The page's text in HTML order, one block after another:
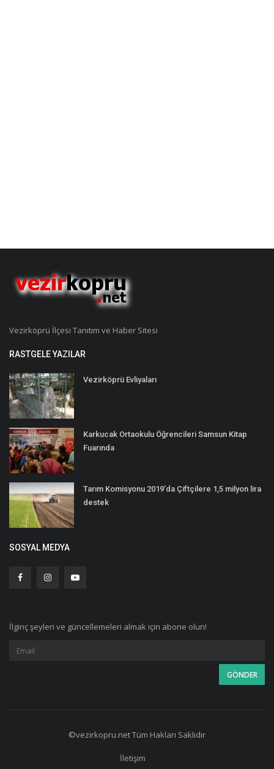
Vezirköprü İlçesi Tanıtım ve Haber Sitesi
RASTGELE YAZILAR
Vezirköprü Evliyaları
Karkucak Ortaokulu Öğrencileri Samsun Kitap
Fuarında
Tarım Komisyonu 2019’da Çiftçilere 1,5 milyon lira
destek
SOSYAL MEDYA
İlginç şeyleri ve güncellemeleri almak için abone olun!
©vezirkopru.net Tüm Hakları Saklıdır
İletişim